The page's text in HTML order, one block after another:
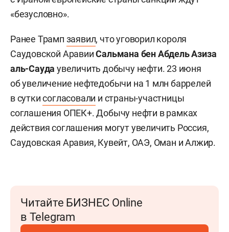
«безусловно».
Ранее Трамп заявил, что уговорил короля
Саудовской АравииСальмана бен Абдель Азиза
аль-Саудаувеличить добычу нефти. 23 июня
об увеличение нефтедобычи на 1 млн баррелей
в суткисогласовали и страны-участницы
соглашения ОПЕК+. Добычу нефти в рамках
действия соглашения могут увеличить Россия,
Саудовская Аравия, Кувейт, ОАЭ, Оман и Алжир.
Читайте БИЗНЕС Online
в Telegram